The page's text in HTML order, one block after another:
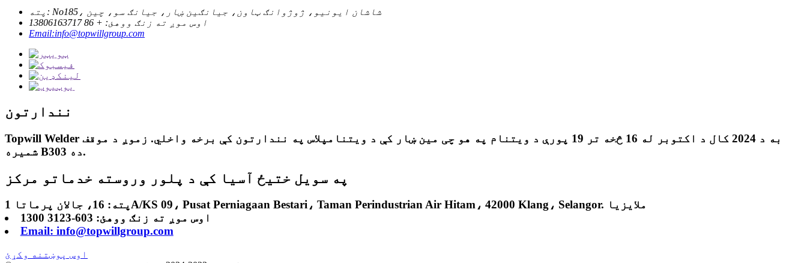
پته: No185، شاشان ایونیو، ژوژوانګ ټاون، جیانګین ښار، جیانګ سو، چین
اوس موږ ته زنګ ووهئ: + 86 13806163717
Email:info@topwillgroup.com
نندارتون
Topwill Welder به د 2024 کال د اکتوبر له 16 څخه تر 19 پورې د ویتنام په هو چی مین ښار کې د ویتنامپلاس په نندارتون کې برخه واخلي. زموږ د موقف
شمیره B303 ده.
په سویل ختیځ آسیا کې د پلور وروسته خدماتو مرکز
پته: 16، جالان پرماتا 1A/KS 09، Pusat Perniagaan Bestari، Taman Perindustrian Air Hitam، 42000 Klang، Selangor. ملایزیا
اوس موږ ته زنګ ووهئ: 603-3123 1300
Email: info@topwillgroup.com
اوس پوښتنه وکړئ